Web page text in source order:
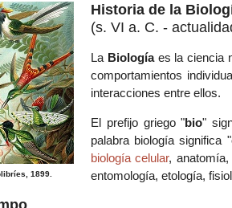
1899.
Historia de la
(s. VI a. C. -
La Biologíaes la ciencia
comportamientos
interacciones entre ellos.
El prefijo griego "bio"
palabra biología significa "
biología celular, anatomía,
entomología, etología,